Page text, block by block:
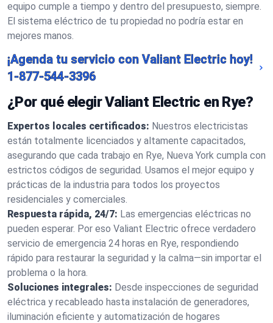
equipo cumple a tiempo y dentro del presupuesto, siempre.
El sistema eléctrico de tu propiedad no podría estar en
mejores manos.
¡Agenda tu servicio con Valiant Electric hoy!
1-877-544-3396
¿Por qué elegir Valiant Electric en Rye?
Expertos locales certificados: Nuestros electricistas
están totalmente licenciados y altamente capacitados,
asegurando que cada trabajo en Rye, Nueva York cumpla con
estrictos códigos de seguridad. Usamos el mejor equipo y
prácticas de la industria para todos los proyectos
residenciales y comerciales.
Respuesta rápida, 24/7: Las emergencias eléctricas no
pueden esperar. Por eso Valiant Electric ofrece verdadero
servicio de emergencia 24 horas en Rye, respondiendo
rápido para restaurar la seguridad y la calma—sin importar el
problema o la hora.
Soluciones integrales: Desde inspecciones de seguridad
eléctrica y recableado hasta instalación de generadores,
iluminación eficiente y automatización de hogares